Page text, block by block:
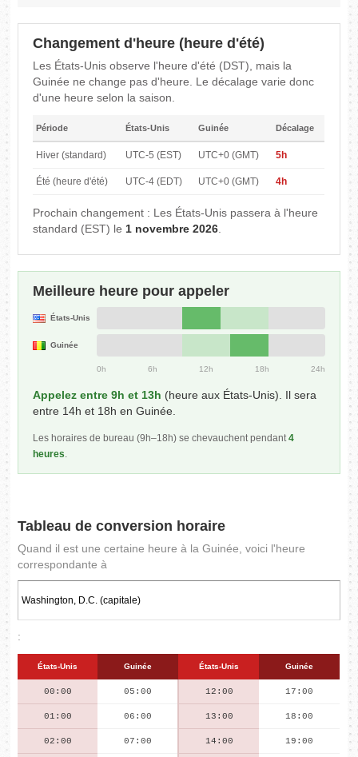
Changement d'heure (heure d'été)
Les États-Unis observe l'heure d'été (DST), mais la
Guinée ne change pas d'heure. Le décalage varie donc
d'une heure selon la saison.
Période États-Unis Guinée Décalage
Hiver (standard) UTC-5 (EST) UTC+0 (GMT) 5h
Été (heure d'été) UTC-4 (EDT) UTC+0 (GMT) 4h
Prochain changement : Les États-Unis passera à l'heure
standard (EST) le1 novembre 2026.
Meilleure heure pour appeler
États-Unis
Guinée
0h 6h 12h 18h 24h
Appelez entre 9h et 13h (heure aux États-Unis). Il sera
entre 14h et 18h en Guinée.
Les horaires de bureau (9h–18h) se chevauchent pendant4
heures.
Tableau de conversion horaire
Quand il est une certaine heure à la Guinée, voici l'heure
correspondante à
:
États-Unis Guinée États-Unis Guinée
00:00 05:00 12:00 17:00
01:00 06:00 13:00 18:00
02:00 07:00 14:00 19:00